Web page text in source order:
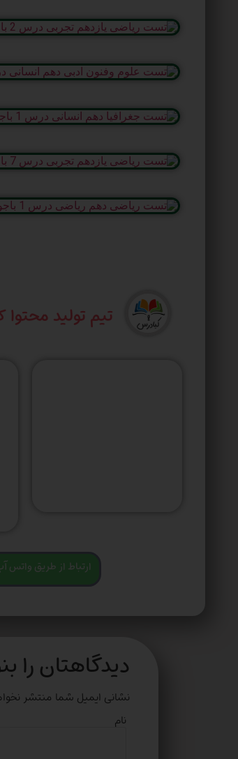
تیم تولید
ارتباط از طریق واتس
دیدگاهتان را
نشانی ایمیل شما منتشر
نام